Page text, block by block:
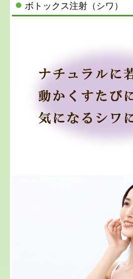
ボトックス注射（シワ）